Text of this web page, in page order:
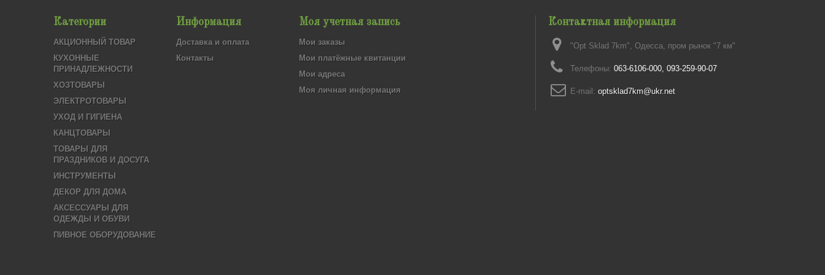
Категории
АКЦИОННЫЙ ТОВАР
КУХОННЫЕ
ПРИНАДЛЕЖНОСТИ
ХОЗТОВАРЫ
ЭЛЕКТРОТОВАРЫ
УХОД И ГИГИЕНА
КАНЦТОВАРЫ
ТОВАРЫ ДЛЯ
ПРАЗДНИКОВ И ДОСУГА
ИНСТРУМЕНТЫ
ДЕКОР ДЛЯ ДОМА
АКСЕССУАРЫ ДЛЯ
ОДЕЖДЫ И ОБУВИ
ПИВНОЕ ОБОРУДОВАНИЕ
Информация
Доставка и оплата
Контакты
Моя учетная запись
Мои заказы
Мои платёжные квитанции
Мои адреса
Моя личная информация
Контактная информация
"Opt Sklad 7km", Одесса, пром рынок "7 км"
Телефоны: 063-6106-000, 093-259-90-07
E-mail: optsklad7km@ukr.net